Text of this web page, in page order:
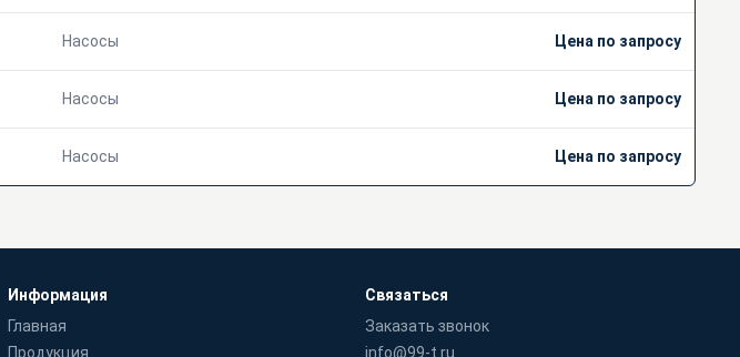
Насосы Цена по запросу
Насосы Цена по запросу
Насосы Цена по запросу
Информация
Главная
Продукция
Связаться
Заказать звонок
info@99-t.ru